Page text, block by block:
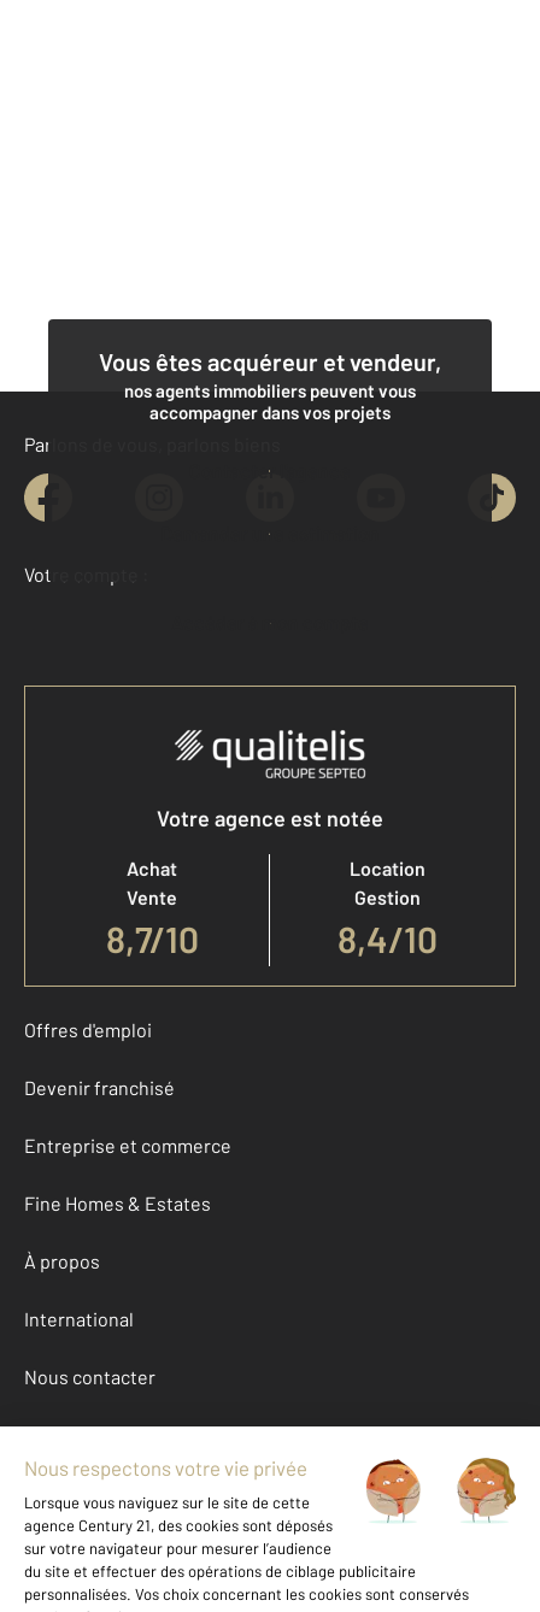
Vous êtes acquéreur et vendeur,
nos agents immobiliers peuvent vous
accompagner dans vos projets
Contacter l'agence
Demander une estimation
Parlons de vous, parlons biens
Votre compte :
Accéder à mon compte
Votre agence est notée
Achat
Vente
8,7/10
Location
Gestion
8,4/10
Offres d'emploi
Devenir franchisé
Entreprise et commerce
Fine Homes & Estates
À propos
International
Nous contacter
Mentions légales & CGU et Barèmes d'honoraires
Données personnelles
Gestionnaire des cookies